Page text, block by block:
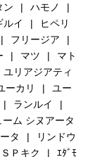
ン
ハモノ
ルイ
ヒペリ
フリージア
マツ
マト
ユリアジアティ
ーカリ
ユー
ランルイ
ーム シヌアータ
タ
リンドウ
ＳＰキク ｴﾀﾞﾓ